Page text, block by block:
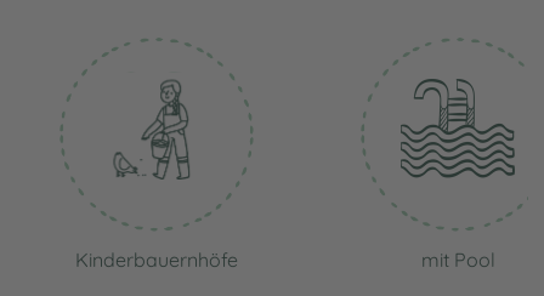
Kinderbauernhöfe mit Pool